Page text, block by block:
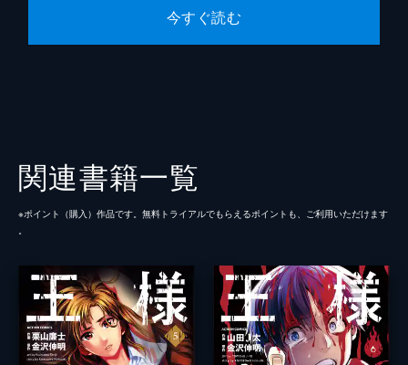
今すぐ読む
関連書籍一覧
※ポイント（購⼊）作品です。無料トライアルでもらえるポイントも、ご利⽤いただけます
。